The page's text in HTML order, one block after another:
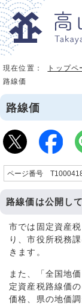
現在位置： トップペ
路線価
路線価
ページ番号
路線価は公開し
市では固定資産
り、市役所税務
きます。
また、「全国地
定資産税路線価
価格、県の地価